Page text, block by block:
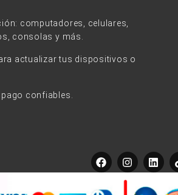
computadores, celulares,
consolas y más.
actualizar tus dispositivos o
confiables.
F
a
e
I
n
s
L
i
k